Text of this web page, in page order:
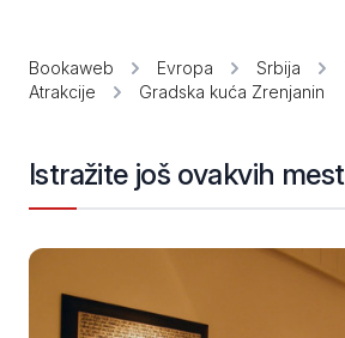
Bookaweb Evropa Srbija
Atrakcije
Gradska kuća Zrenjanin
Istražite još ovakvih